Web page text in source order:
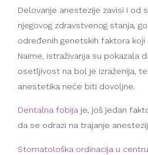
Delovanje anestezije zavisi i od
njegovog zdravstvenog stanja,
određenih genetskih faktora
Naime, istraživanja su pokazala
osetljivost na bol je izraženija,
anestetika neće biti dovoljne.
Dentalna fobija je, još jedan
da se odrazi na trajanje
Stomatološka ordinacija u